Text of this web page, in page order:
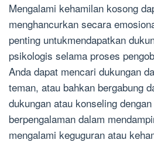
Mengalami kehamilan kosong
menghancurkan secara
penting untukmendapatkan
psikologis selama proses
Anda dapat mencari dukungan
teman, atau bahkan bergabung
dukungan atau konseling
berpengalaman dalam
mengalami keguguran atau